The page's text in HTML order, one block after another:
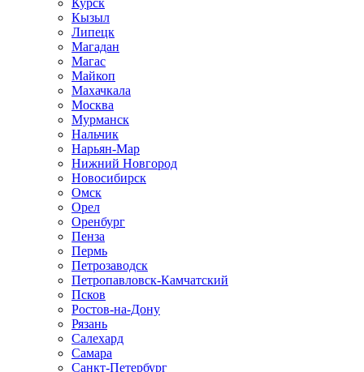
Курск
Кызыл
Липецк
Магадан
Магас
Майкоп
Махачкала
Москва
Мурманск
Нальчик
Нарьян-Мар
Нижний Новгород
Новосибирск
Омск
Орел
Оренбург
Пенза
Пермь
Петрозаводск
Петропавловск-Камчатский
Псков
Ростов-на-Дону
Рязань
Салехард
Самара
Санкт-Петербург